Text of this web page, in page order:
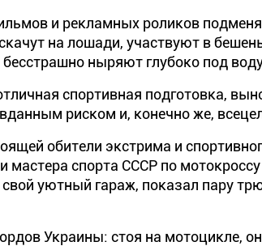
и рекламных роликов
на лошади, участвуют в
ныряют глубоко под
спортивная подготовка,
риском и, конечно же,
обители экстрима и
мастера спорта СССР по мотокроссу
уютный гараж, показал пару
Украины: стоя на мотоцикле,